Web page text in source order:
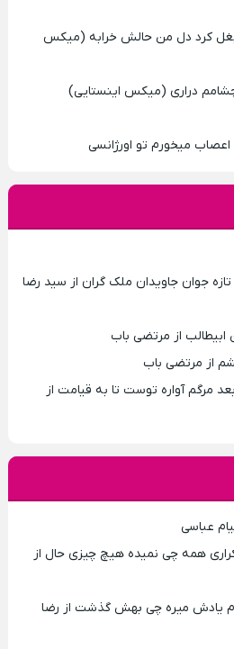
بغل کرد دل من حالش خرابه (میکس
دراری (میکس اینستایی)
میخورم تو اورژانسی
جوان جاویدان ملک گران از سید رضا
ابیطالب از مرتضی باب
از مرتضی باب
مرگم آواره توست تا به قیامت از
عباسی
همه چی نمیده هیچ چیزی حال از
یادش میره چی بهش گذشت از رضا